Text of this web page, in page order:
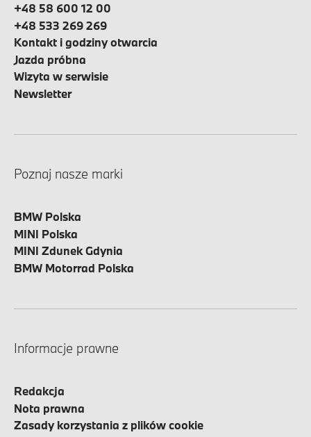
+48 58 600 12 00
+48 533 269 269
Kontakt i godziny otwarcia
Jazda próbna
Wizyta w serwisie
Newsletter
Poznaj nasze marki
BMW Polska
MINI Polska
MINI Zdunek Gdynia
BMW Motorrad Polska
Informacje prawne
Redakcja
Nota prawna
Zasady korzystania z plików cookie